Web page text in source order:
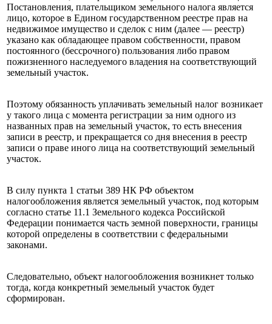
Постановления, плательщиком земельного налога является
лицо, которое в Едином государственном реестре прав на
недвижимое имущество и сделок с ним (далее — реестр)
указано как обладающее правом собственности, правом
постоянного (бессрочного) пользования либо правом
пожизненного наследуемого владения на соответствующий
земельный участок.
Поэтому обязанность уплачивать земельный налог возникает
у такого лица с момента регистрации за ним одного из
названных прав на земельный участок, то есть внесения
записи в реестр, и прекращается со дня внесения в реестр
записи о праве иного лица на соответствующий земельный
участок.
В силу пункта 1 статьи 389 НК РФ объектом
налогообложения является земельный участок, под которым
согласно статье 11.1 Земельного кодекса Российской
Федерации понимается часть земной поверхности, границы
которой определены в соответствии с федеральными
законами.
Следовательно, объект налогообложения возникнет только
тогда, когда конкретный земельный участок будет
сформирован.